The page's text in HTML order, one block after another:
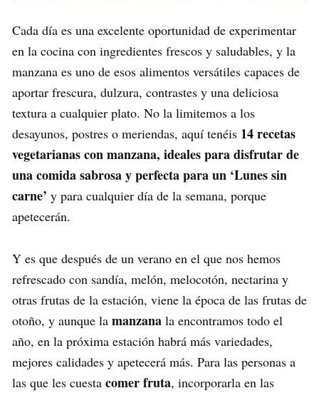
Cada día es una excelente oportunidad de experimentar
en la cocina con ingredientes frescos y saludables, y la
manzana es uno de esos alimentos versátiles capaces de
aportar frescura, dulzura, contrastes y una deliciosa
textura a cualquier plato. No la limitemos a los
desayunos, postres o meriendas, aquí tenéis 14 recetas
vegetarianas con manzana, ideales para disfrutar de
una comida sabrosa y perfecta para un ‘Lunes sin
carne’ y para cualquier día de la semana, porque
apetecerán.
Y es que después de un verano en el que nos hemos
refrescado con sandía, melón, melocotón, nectarina y
otras frutas de la estación, viene la época de las frutas de
otoño, y aunque la manzana la encontramos todo el
año, en la próxima estación habrá más variedades,
mejores calidades y apetecerá más. Para las personas a
las que les cuesta comer fruta, incorporarla en las